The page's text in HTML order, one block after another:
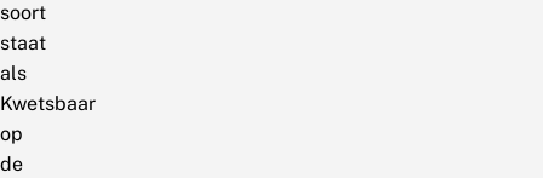
soort
staat
als
Kwetsbaar
op
de